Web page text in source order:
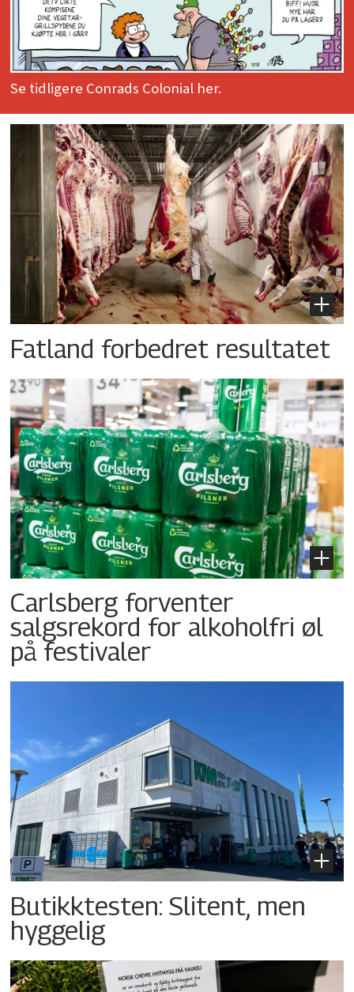
Se tidligere Conrads Colonial her.
Fatland forbedret resultatet
Carlsberg forventer
salgsrekord for alkoholfri øl
på festivaler
Butikktesten: Slitent, men
hyggelig